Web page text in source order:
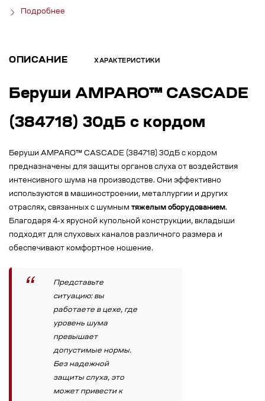
Подробнее
ОПИСАНИЕ ХАРАКТЕРИСТИКИ
Беруши AMPARO™ CASCADE
(384718) 30дБ с кордом
Беруши AMPARO™ CASCADE (384718) 30дБ с кордом
предназначены для защиты органов слуха от воздействия
интенсивного шума на производстве. Они эффективно
используются в машиностроении, металлургии и других
отраслях, связанных с шумным тяжелым оборудованием.
Благодаря 4-х ярусной купольной конструкции, вкладыши
подходят для слуховых каналов различного размера и
обеспечивают комфортное ношение.
Представьте
ситуацию: вы
работаете в цехе, где
уровень шума
превышает
допустимые нормы.
Без надежной
защиты слуха, это
может привести к